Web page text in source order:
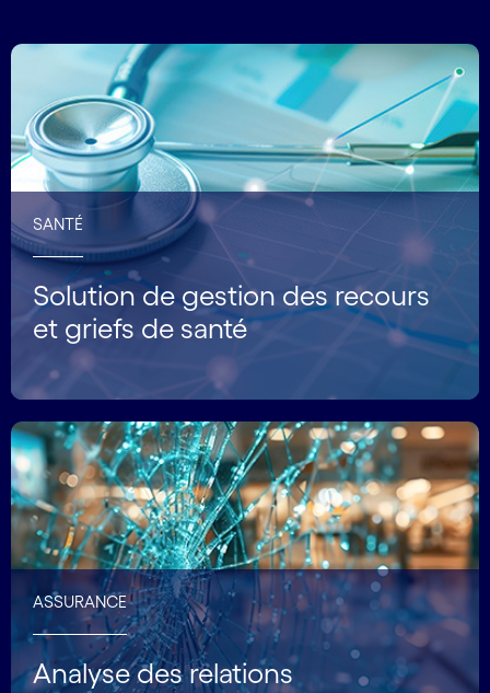
SANTÉ
Solution de gestion des recours
et griefs de santé
ASSURANCE
Analyse des relations